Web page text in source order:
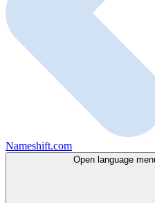
Nameshift.com
Open language